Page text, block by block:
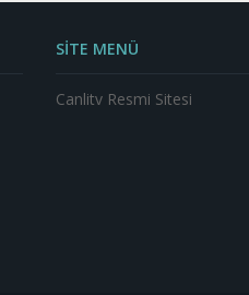
SİTE MENÜ
Canlitv Resmi Sitesi